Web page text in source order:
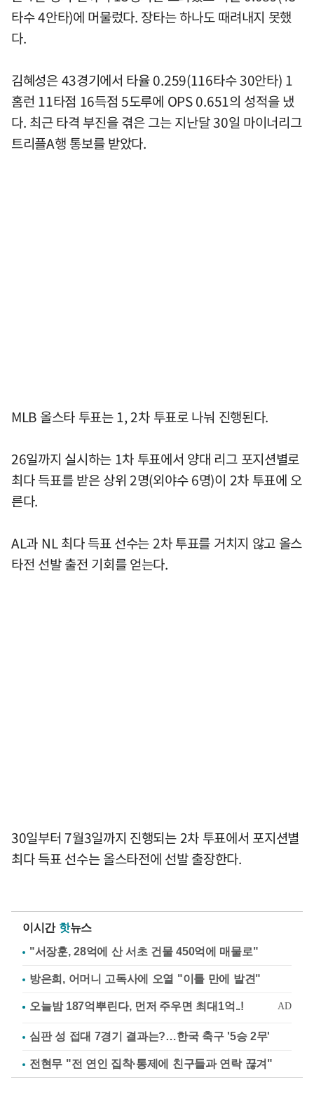
타수 4안타)에 머물렀다. 장타는 하나도 때려내지 못했
다.
김혜성은 43경기에서 타율 0.259(116타수 30안타) 1
홈런 11타점 16득점 5도루에 OPS 0.651의 성적을 냈
다. 최근 타격 부진을 겪은 그는 지난달 30일 마이너리그
트리플A행 통보를 받았다.
MLB 올스타 투표는 1, 2차 투표로 나눠 진행된다.
26일까지 실시하는 1차 투표에서 양대 리그 포지션별로
최다 득표를 받은 상위 2명(외야수 6명)이 2차 투표에 오
른다.
AL과 NL 최다 득표 선수는 2차 투표를 거치지 않고 올스
타전 선발 출전 기회를 얻는다.
30일부터 7월3일까지 진행되는 2차 투표에서 포지션별
최다 득표 선수는 올스타전에 선발 출장한다.
이시간 핫뉴스
"서장훈, 28억에 산 서초 건물 450억에 매물로"
방은희, 어머니 고독사에 오열 "이틀 만에 발견"
심판 성 접대 7경기 결과는?…한국 축구 '5승 2무'
전현무 "전 연인 집착·통제에 친구들과 연락 끊겨"